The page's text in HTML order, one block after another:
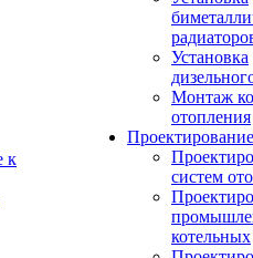
Установка
Монтаж
отопления
Проектирование
систем
котельных